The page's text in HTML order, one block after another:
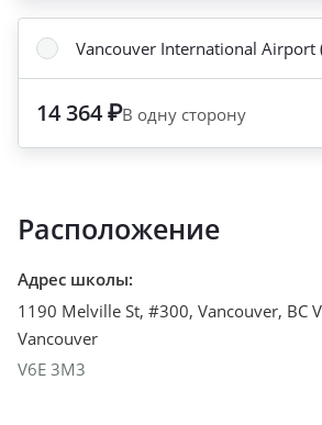
Vancouver International Airport
14 364 ₽В одну сторону
Расположение
Адрес школы:
1190 Melville St, #300, Vancouver, BC
Vancouver
V6E 3M3